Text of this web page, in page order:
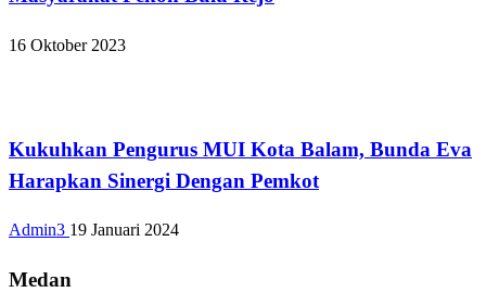
16 Oktober 2023
Kukuhkan Pengurus MUI Kota Balam, Bunda Eva
Harapkan Sinergi Dengan Pemkot
Admin3 19 Januari 2024
Medan